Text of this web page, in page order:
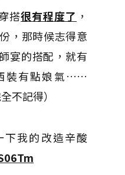
搭很有程度了 ，
，那時候志得意
宴的搭配，就有
裝有點娘氣……
不記得）
下我的改造辛酸